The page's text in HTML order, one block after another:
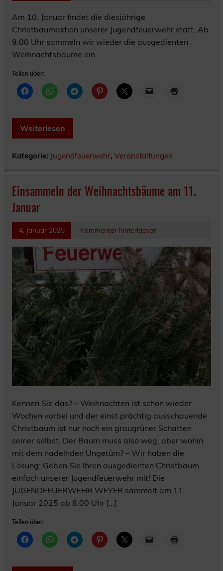
Am 10. Januar findet die diesjährige
Christbaumaktion unserer Jugendfeuerwehr statt. Ab
9.00 Uhr sammeln wir wieder die ausgedienten
Weihnachtsbäume ein.
Teilen über:
Weiterlesen
Kategorie: Jugendfeuerwehr, Veranstaltungen
Einsammeln der Weihnachtsbäume am 11.
Januar
4. Januar 2025 Kommentar hinterlassen
Kennen Sie das? – Weihnachten ist schon wieder
Wochen vorbei und der einst prächtig ausschauende
Christbaum ist nur noch ein graugrüner Schatten
seiner selbst. Der Baum muss also weg, aber wohin
mit dem nadelnden Ungetüm? – Wir haben die
Lösung: Geben Sie Ihren ausgedienten Christbaum
einfach unserer Jugendfeuerwehr mit! Die
JUGENDFEUERWEHR WEYER sammelt am 11.
Januar 2025 ab 8.00 Uhr […]
Teilen über: